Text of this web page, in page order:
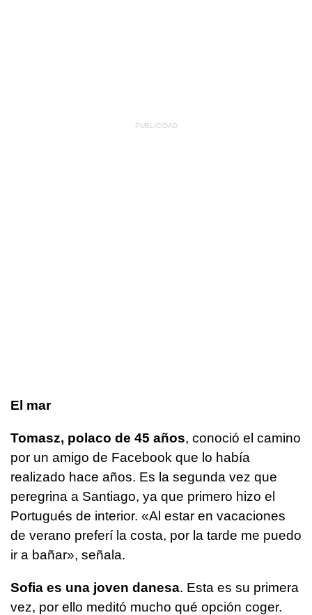
El mar
Tomasz, polaco de 45 años, conoció el camino
por un amigo de Facebook que lo había
realizado hace años. Es la segunda vez que
peregrina a Santiago, ya que primero hizo el
Portugués de interior. «Al estar en vacaciones
de verano preferí la costa, por la tarde me puedo
ir a bañar», señala.
Sofia es una joven danesa. Esta es su primera
vez, por ello meditó mucho qué opción coger.